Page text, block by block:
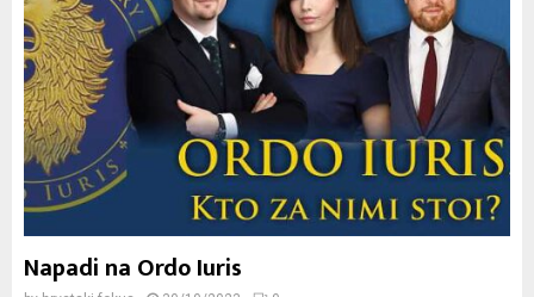
Napadi na Ordo Iuris